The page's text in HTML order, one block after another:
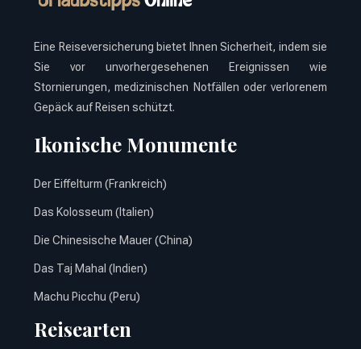
Eine Reiseversicherung bietet Ihnen Sicherheit, indem sie
Sie vor unvorhergesehenen Ereignissen wie
Stornierungen, medizinischen Notfällen oder verlorenem
Gepäck auf Reisen schützt.
Ikonische Monumente
Der Eiffelturm (Frankreich)
Das Kolosseum (Italien)
Die Chinesische Mauer (China)
Das Taj Mahal (Indien)
Machu Picchu (Peru)
Reisearten